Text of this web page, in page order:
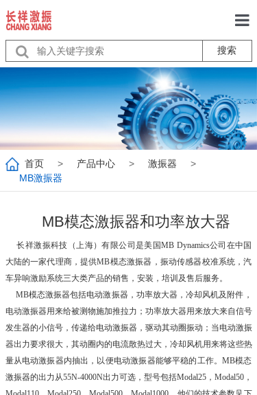
关于
产
服务
搜索
首页 > 产品中心 > 激振器
>
MB激振器
MB模态激振器和功率放大器
长祥激振科技（上海）有限公司是美国MB Dynamics公司在中国
大陆的一家代理商，提供MB模态激振器，振动传感器校准系统，汽
车异响激励系统三大类产品的销售，安装，培训及售后服务。
MB模态激振器包括电动激振器，功率放大器，冷却风机及附件，
电动激振器用来给被测物施加推拉力；功率放大器用来放大来自信号
发生器的小信号，传递给电动激振器，驱动其动圈振动；当电动激振
器出力要求很大，其动圈内的电流散热过大，冷却风机用来将这些热
量从电动激振器内抽出，以便电动激振器能够平稳的工作。MB模态
激振器的出力从55N-4000N出力可选，型号包括Modal25，Modal50，